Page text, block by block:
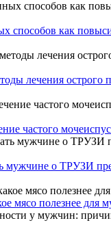
способов как
лечения острого
частого
мужчине о ТРУЗИ
мясо полезнее для